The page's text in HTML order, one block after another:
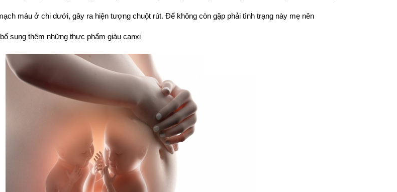
máu ở chi dưới, gây ra hiện tượng chuột rút. Để không còn gặp phải tình trạng này mẹ nên
sung thêm những thực phẩm giàu canxi